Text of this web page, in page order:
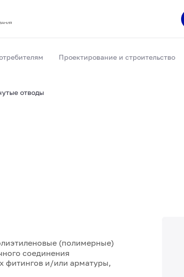
Проектирование и строительство
отводы
(полимерные)
соединения
фитингов и/или арматуры,